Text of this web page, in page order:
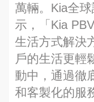
萬輛。Kia全
示，「Kia
生活方式解決
戶的生活更輕
動中，通過徹
和客製化的服